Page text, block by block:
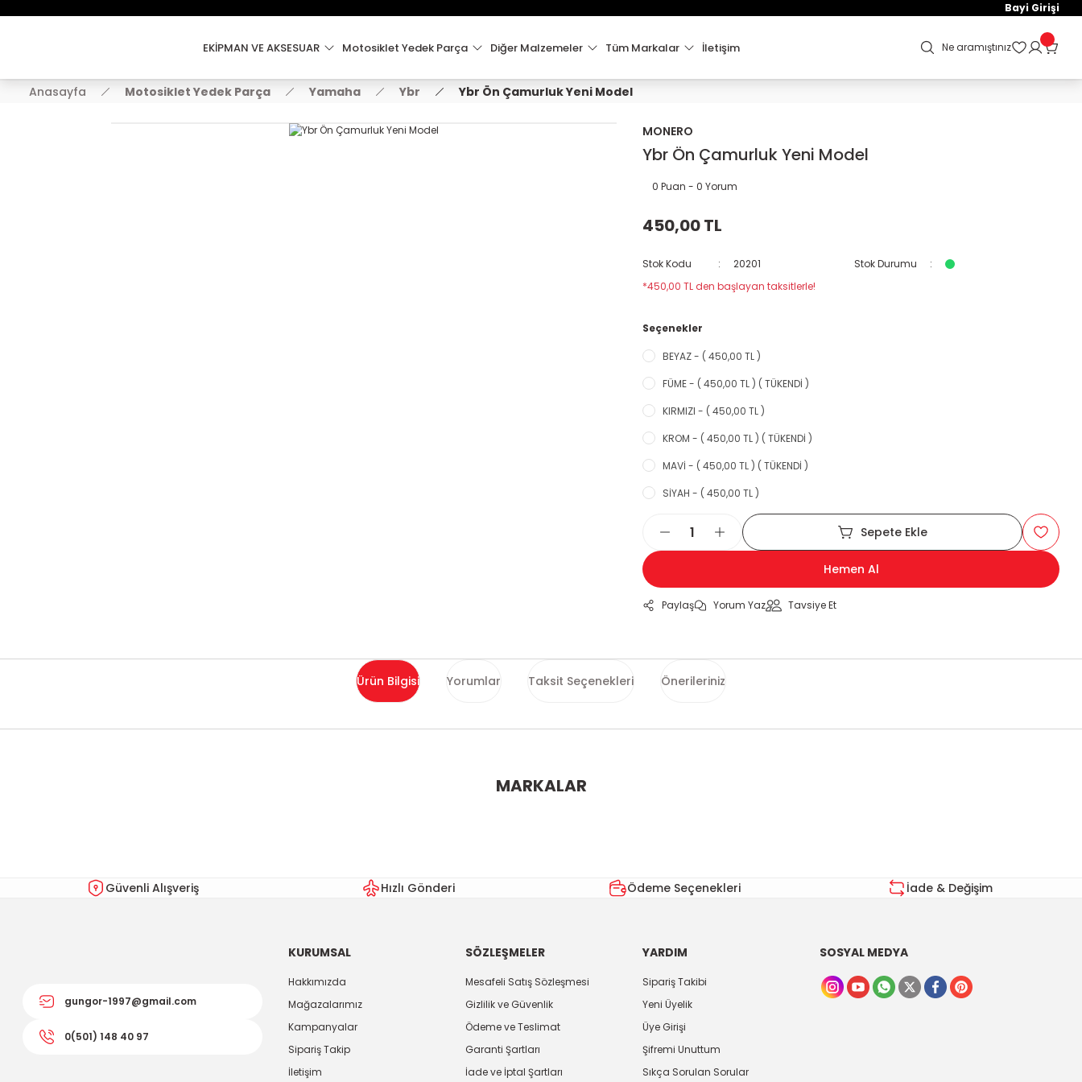
2000 TL VE ÜZERİ KARGO ÜCRETSİZ !
Bayi Girişi
EKİPMAN VE AKSESUAR Motosiklet Yedek Parça Diğer Malzemeler Tüm Markalar İletişim Ne aramıştınız
Anasayfa Motosiklet Yedek Parça Yamaha Ybr Ybr Ön Çamurluk Yeni Model
MONERO
Ybr Ön Çamurluk Yeni Model
0 Puan - 0 Yorum
450,00 TL
Stok Kodu 20201
Stok Durumu
*450,00 TL den başlayan taksitlerle!
Seçenekler
BEYAZ - ( 450,00 TL )
FÜME - ( 450,00 TL ) ( TÜKENDİ )
KIRMIZI - ( 450,00 TL )
KROM - ( 450,00 TL ) ( TÜKENDİ )
MAVİ - ( 450,00 TL ) ( TÜKENDİ )
SİYAH - ( 450,00 TL )
Sepete Ekle
Hemen Al
Paylaş Yorum Yaz Tavsiye Et
Ürün Bilgisi Yorumlar Taksit Seçenekleri Önerileriniz
Bu ürüne ilk yorumu siz yapın!
Ürün fiyatı diğer sitelerden daha pahalı.
MARKALAR
Güvenli Alışveriş Hızlı Gönderi Ödeme Seçenekleri İade & Değişim
gungor-1997@gmail.com
0(501) 148 40 97
KURUMSAL
Hakkımızda
Mağazalarımız
Kampanyalar
Sipariş Takip
İletişim
SÖZLEŞMELER
Mesafeli Satış Sözleşmesi
Gizlilik ve Güvenlik
Ödeme ve Teslimat
Garanti Şartları
İade ve İptal Şartları
YARDIM
Sipariş Takibi
Yeni Üyelik
Üye Girişi
Şifremi Unuttum
Sıkça Sorulan Sorular
SOSYAL MEDYA